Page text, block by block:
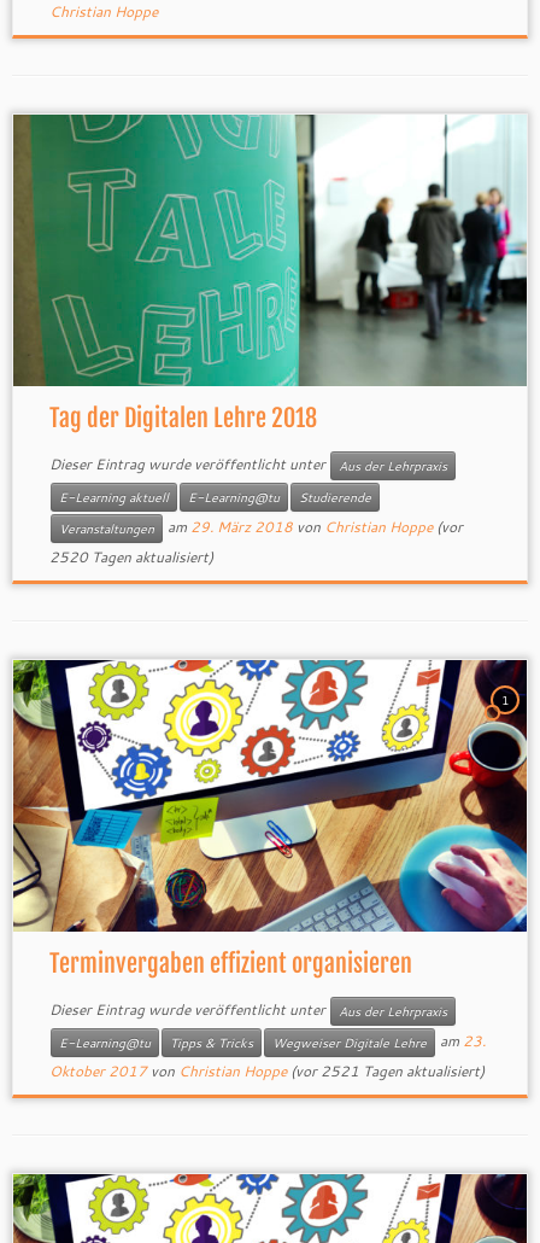
Christian Hoppe
Tag der Digitalen Lehre 2018
Dieser Eintrag wurde veröffentlicht unter
Aus der Lehrpraxis
E-Learning aktuell
E-Learning@tu
Studierende
Veranstaltungen
am 29. März 2018 von Christian Hoppe(vor
2520 Tagen aktualisiert)
1
Terminvergaben effizient organisieren
Dieser Eintrag wurde veröffentlicht unter
Aus der Lehrpraxis
E-Learning@tu
Tipps & Tricks Wegweiser Digitale Lehre am 23.
Oktober 2017 von Christian Hoppe(vor 2521 Tagen aktualisiert)